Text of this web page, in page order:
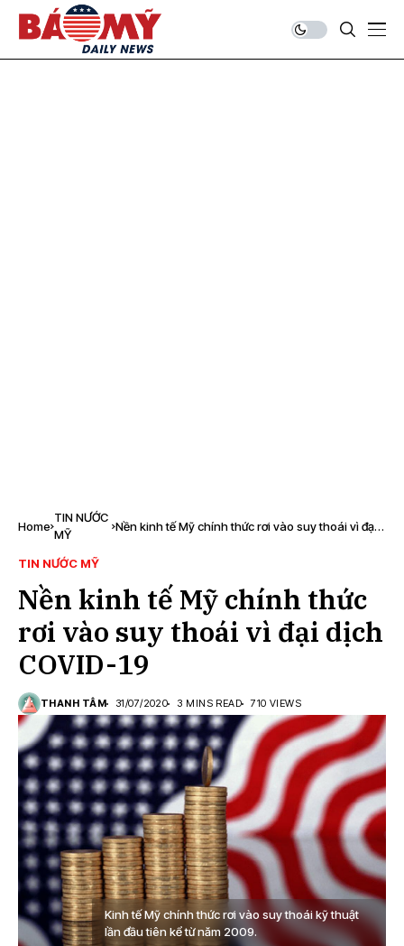
Home
TIN NƯỚC
MỸ
Nền kinh tế Mỹ chính thức rơi vào suy thoái vì đại
TIN NƯỚC MỸ
Nền kinh tế Mỹ chính thức
rơi vào suy thoái vì đại dịch
COVID-19
THANH TÂM 31/07/2020 3 MINS READ 710 VIEWS
Kinh tế Mỹ chính thức rơi vào suy thoái kỹ thuật
lần đầu tiên kể từ năm 2009.